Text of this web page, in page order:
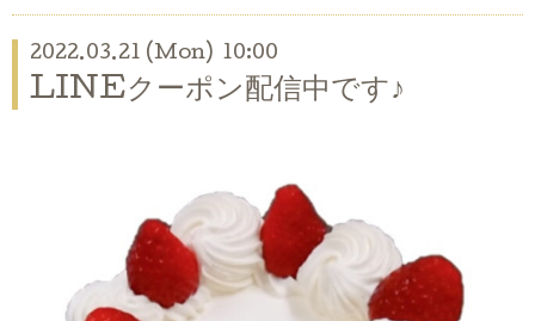
2022.03.21 (Mon) 10:00
LINEクーポン配信中です♪